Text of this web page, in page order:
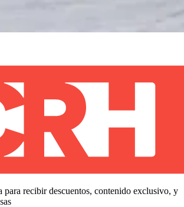
para recibir descuentos, contenido exclusivo, y